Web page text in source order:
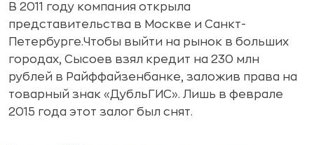
В 2011 году компания открыла
представительства в Москве и Санкт-
Петербурге.Чтобы выйти на рынок в больших
городах, Сысоев взял кредит на 230 млн
рублей в Райффайзенбанке, заложив права на
товарный знак «ДубльГИС». Лишь в феврале
2015 года этот залог был снят.